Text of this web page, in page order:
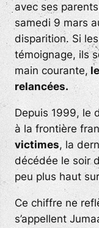
avec ses
samedi 9 mars
disparition. Si
témoignage, ils
main courante,
relancées.
Depuis 1999, le
à la frontière
victimes, la
décédée le soir
peu plus haut
Ce chiffre ne
s’appellent